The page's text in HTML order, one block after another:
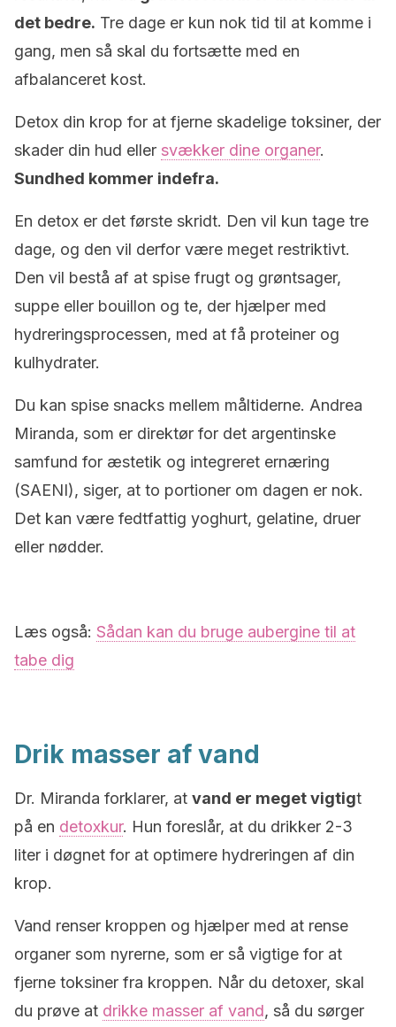
det bedre. Tre dage er kun nok tid til at komme i
gang, men så skal du fortsætte med en
afbalanceret kost.
Detox din krop for at fjerne skadelige toksiner, der
skader din hud eller svækker dine organer.
Sundhed kommer indefra.
En detox er det første skridt. Den vil kun tage tre
dage, og den vil derfor være meget restriktivt.
Den vil bestå af at spise frugt og grøntsager,
suppe eller bouillon og te, der hjælper med
hydreringsprocessen, med at få proteiner og
kulhydrater.
Du kan spise snacks mellem måltiderne. Andrea
Miranda, som er direktør for det argentinske
samfund for æstetik og integreret ernæring
(SAENI), siger, at to portioner om dagen er nok.
Det kan være fedtfattig yoghurt, gelatine, druer
eller nødder.
Læs også: Sådan kan du bruge aubergine til at
tabe dig
Drik masser af vand
Dr. Miranda forklarer, at vand er meget vigtigt
på en detoxkur. Hun foreslår, at du drikker 2-3
liter i døgnet for at optimere hydreringen af din
krop.
Vand renser kroppen og hjælper med at rense
organer som nyrerne, som er så vigtige for at
fjerne toksiner fra kroppen. Når du detoxer, skal
du prøve at drikke masser af vand, så du sørger